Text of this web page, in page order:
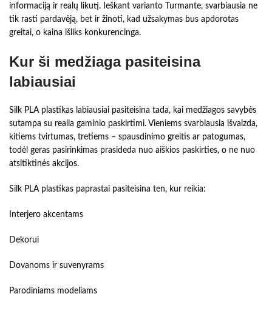
informaciją ir realų likutį. Ieškant varianto Turmante, svarbiausia ne
tik rasti pardavėją, bet ir žinoti, kad užsakymas bus apdorotas
greitai, o kaina išliks konkurencinga.
Kur ši medžiaga pasiteisina
labiausiai
Silk PLA plastikas labiausiai pasiteisina tada, kai medžiagos savybės
sutampa su realia gaminio paskirtimi. Vieniems svarbiausia išvaizda,
kitiems tvirtumas, tretiems – spausdinimo greitis ar patogumas,
todėl geras pasirinkimas prasideda nuo aiškios paskirties, o ne nuo
atsitiktinės akcijos.
Silk PLA plastikas paprastai pasiteisina ten, kur reikia:
Interjero akcentams
Dekorui
Dovanoms ir suvenyrams
Parodiniams modeliams